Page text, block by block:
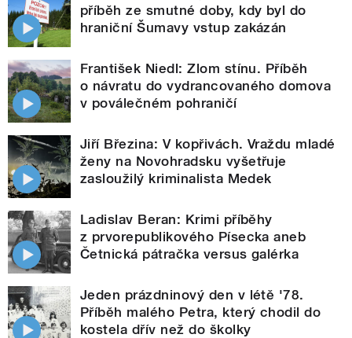
příběh ze smutné doby, kdy byl do
hraniční Šumavy vstup zakázán
František Niedl: Zlom stínu. Příběh
o návratu do vydrancovaného domova
v poválečném pohraničí
Jiří Březina: V kopřivách. Vraždu mladé
ženy na Novohradsku vyšetřuje
zasloužilý kriminalista Medek
Ladislav Beran: Krimi příběhy
z prvorepublikového Písecka aneb
Četnická pátračka versus galérka
Jeden prázdninový den v létě '78.
Příběh malého Petra, který chodil do
kostela dřív než do školky